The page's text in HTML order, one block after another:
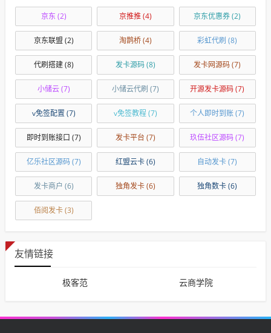
京东 (2) 京推推(4) 京东优惠券(2)
京东联盟 (2) 淘鹊桥(4) 彩虹代刷 (8)
代刷搭建(8) 发卡源码(8) 发卡网源码(7)
小储云(7) 小储云代刷 (7) 开源发卡源码(7)
v免签配置 (7) v免签教程(7) 个人即时到账(7)
即时到账接口 (7) 发卡平台 (7) 玖伍社区源码(7)
亿乐社区源码(7) 红盟云卡(6) 自动发卡(7)
发卡商户 (6) 独角发卡(6) 独角数卡(6)
佰阅发卡(3)
友情链接
极客范 云商学院